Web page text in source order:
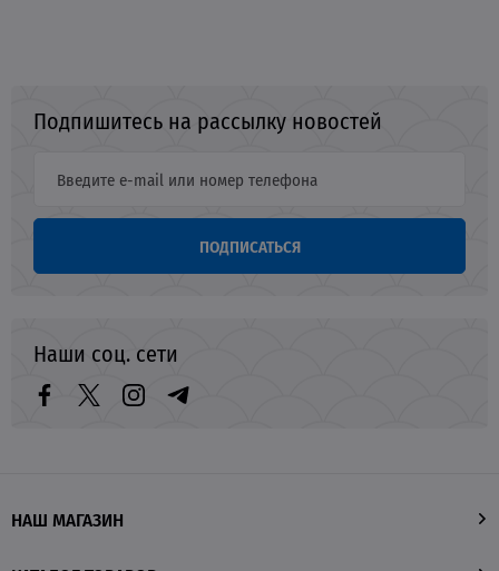
Подпишитесь на рассылку новостей
ПОДПИСАТЬСЯ
Наши соц. сети
НАШ МАГАЗИН